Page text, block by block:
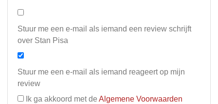
Stuur me een e-mail als iemand een review schrijft
over Stan Pisa
Stuur me een e-mail als iemand reageert op mijn
review
Ik ga akkoord met de Algemene Voorwaarden